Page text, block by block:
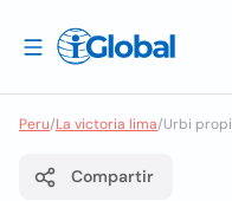
Peru/La victoria lima/Urbi
Compartir